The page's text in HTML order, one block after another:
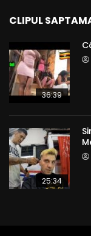
CLIPUL
36:39
25:34